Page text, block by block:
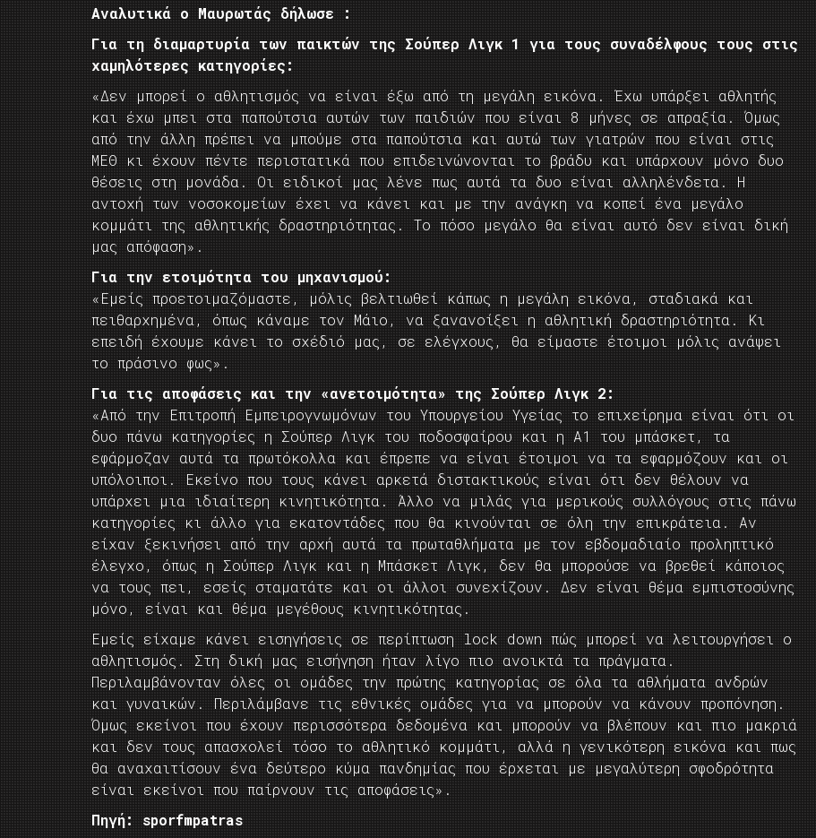
Αναλυτικά ο Μαυρωτάς δήλωσε :
Για τη διαμαρτυρία των παικτών της Σούπερ Λιγκ 1 για τους συναδέλφους τους στις
χαμηλότερες κατηγορίες:
«Δεν μπορεί ο αθλητισμός να είναι έξω από τη μεγάλη εικόνα. Έχω υπάρξει αθλητής
και έχω μπει στα παπούτσια αυτών των παιδιών που είναι 8 μήνες σε απραξία. Όμως
από την άλλη πρέπει να μπούμε στα παπούτσια και αυτώ των γιατρών που είναι στις
ΜΕΘ κι έχουν πέντε περιστατικά που επιδεινώνονται το βράδυ και υπάρχουν μόνο δυο
θέσεις στη μονάδα. Οι ειδικοί μας λένε πως αυτά τα δυο είναι αλληλένδετα. Η
αντοχή των νοσοκομείων έχει να κάνει και με την ανάγκη να κοπεί ένα μεγάλο
κομμάτι της αθλητικής δραστηριότητας. Το πόσο μεγάλο θα είναι αυτό δεν είναι δική
μας απόφαση».
Για την ετοιμότητα του μηχανισμού:
«Εμείς προετοιμαζόμαστε, μόλις βελτιωθεί κάπως η μεγάλη εικόνα, σταδιακά και
πειθαρχημένα, όπως κάναμε τον Μάιο, να ξανανοίξει η αθλητική δραστηριότητα. Κι
επειδή έχουμε κάνει το σχέδιό μας, σε ελέγχους, θα είμαστε έτοιμοι μόλις ανάψει
το πράσινο φως».
Για τις αποφάσεις και την «ανετοιμότητα» της Σούπερ Λιγκ 2:
«Από την Επιτροπή Εμπειρογνωμόνων του Υπουργείου Υγείας το επιχείρημα είναι ότι οι
δυο πάνω κατηγορίες η Σούπερ Λιγκ του ποδοσφαίρου και η Α1 του μπάσκετ, τα
εφάρμοζαν αυτά τα πρωτόκολλα και έπρεπε να είναι έτοιμοι να τα εφαρμόζουν και οι
υπόλοιποι. Εκείνο που τους κάνει αρκετά διστακτικούς είναι ότι δεν θέλουν να
υπάρχει μια ιδιαίτερη κινητικότητα. Άλλο να μιλάς για μερικούς συλλόγους στις πάνω
κατηγορίες κι άλλο για εκατοντάδες που θα κινούνται σε όλη την επικράτεια. Αν
είχαν ξεκινήσει από την αρχή αυτά τα πρωταθλήματα με τον εβδομαδιαίο προληπτικό
έλεγχο, όπως η Σούπερ Λιγκ και η Μπάσκετ Λιγκ, δεν θα μπορούσε να βρεθεί κάποιος
να τους πει, εσείς σταματάτε και οι άλλοι συνεχίζουν. Δεν είναι θέμα εμπιστοσύνης
μόνο, είναι και θέμα μεγέθους κινητικότητας.
Εμείς είχαμε κάνει εισηγήσεις σε περίπτωση lock down πώς μπορεί να λειτουργήσει ο
αθλητισμός. Στη δική μας εισήγηση ήταν λίγο πιο ανοικτά τα πράγματα.
Περιλαμβάνονταν όλες οι ομάδες την πρώτης κατηγορίας σε όλα τα αθλήματα ανδρών
και γυναικών. Περιλάμβανε τις εθνικές ομάδες για να μπορούν να κάνουν προπόνηση.
Όμως εκείνοι που έχουν περισσότερα δεδομένα και μπορούν να βλέπουν και πιο μακριά
και δεν τους απασχολεί τόσο το αθλητικό κομμάτι, αλλά η γενικότερη εικόνα και πως
θα αναχαιτίσουν ένα δεύτερο κύμα πανδημίας που έρχεται με μεγαλύτερη σφοδρότητα
είναι εκείνοι που παίρνουν τις αποφάσεις».
Πηγή: sporfmpatras